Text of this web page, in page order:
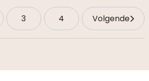
3 4 Volgende